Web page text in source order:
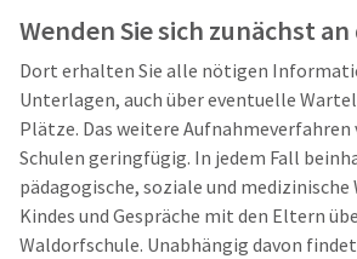
Wenden Sie sich zunächst
Dort erhalten Sie alle nötigen
Unterlagen, auch über eventuelle
Plätze. Das weitere Aufnahmeverfahren
Schulen geringfügig. In jedem Fall
pädagogische, soziale und medizinische
Kindes und Gespräche mit den Eltern
Waldorfschule. Unabhängig davon